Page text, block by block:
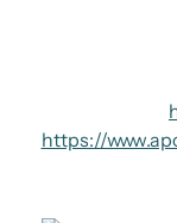
https://